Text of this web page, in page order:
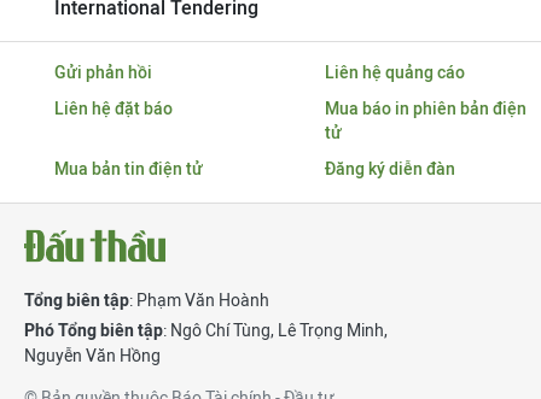
International Tendering
Gửi phản hồi
Liên hệ quảng cáo
Liên hệ đặt báo
Mua báo in phiên bản điện
tử
Mua bản tin điện tử
Đăng ký diễn đàn
Tổng biên tập: Phạm Văn Hoành
Phó Tổng biên tập: Ngô Chí Tùng, Lê Trọng Minh,
Nguyễn Văn Hồng